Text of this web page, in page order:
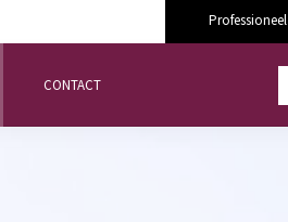
Professioneel
CONTACT